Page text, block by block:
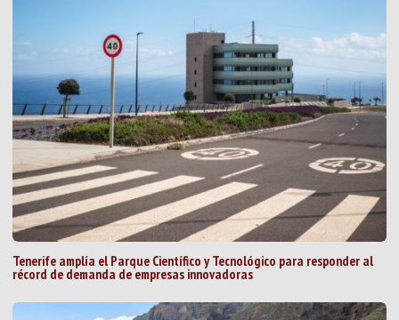
Tenerife amplía el Parque Científico y Tecnológico para responder al
récord de demanda de empresas innovadoras